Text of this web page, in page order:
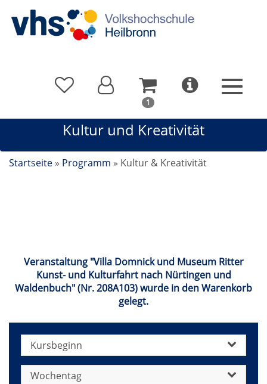
1 In
Warenkorb
sich
1
Kultur und Kreativität
Startseite » Programm » Kultur & Kreativität
Veranstaltung "Villa Domnick und Museum Ritter
Kunst- und Kulturfahrt nach Nürtingen und
Waldenbuch" (Nr. 208A103) wurde in den Warenkorb
gelegt.
Kursbeginn
Wochentag